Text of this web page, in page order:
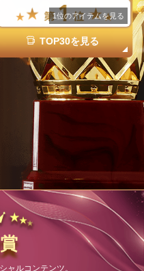
1位のアイテムを見る
TOP30を見る
ャルコンテンツ。